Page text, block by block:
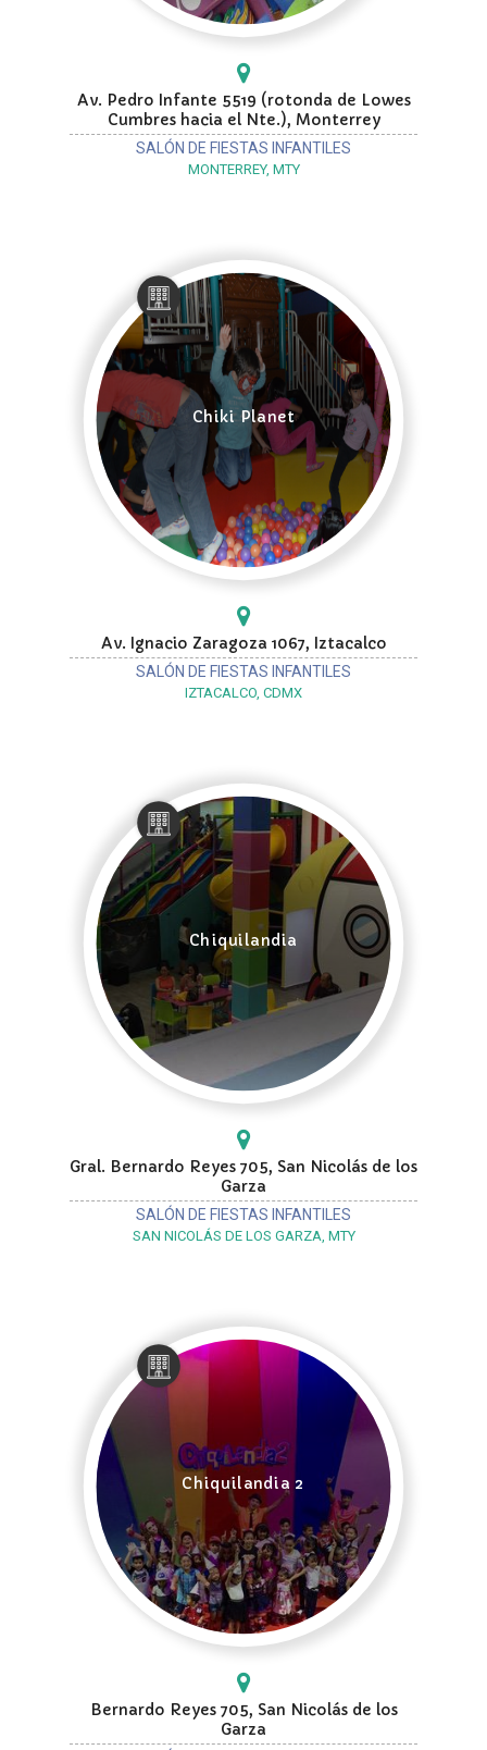
Av. Pedro Infante 5519 (rotonda de Lowes
Cumbres hacia el Nte.), Monterrey
SALÓN DE FIESTAS INFANTILES
MONTERREY, MTY
Chiki Planet
Av. Ignacio Zaragoza 1067, Iztacalco
SALÓN DE FIESTAS INFANTILES
IZTACALCO, CDMX
Chiquilandia
Gral. Bernardo Reyes 705, San Nicolás de los
Garza
SALÓN DE FIESTAS INFANTILES
SAN NICOLÁS DE LOS GARZA, MTY
Chiquilandia 2
Bernardo Reyes 705, San Nicolás de los
Garza